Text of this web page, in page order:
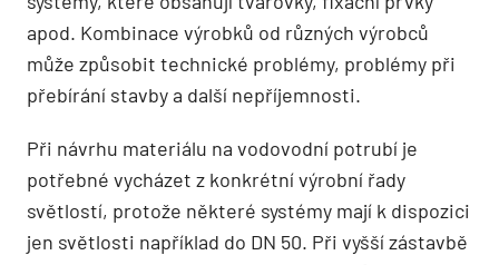
apod. Kombinace výrobků od různých výrobců
může způsobit technické problémy, problémy při
přebírání stavby a další nepříjemnosti.
Při návrhu materiálu na vodovodní potrubí je
potřebné vycházet z konkrétní výrobní řady
světlostí, protože některé systémy mají k dispozici
jen světlosti například do DN 50. Při vyšší zástavbě